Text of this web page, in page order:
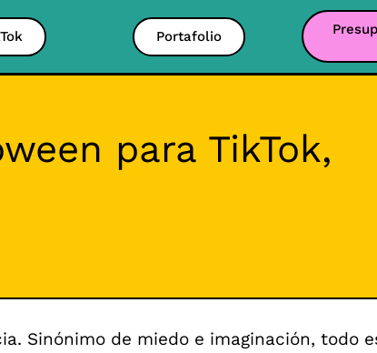
Portafolio
para TikTok,
Sinónimo de miedo e imaginación, todo